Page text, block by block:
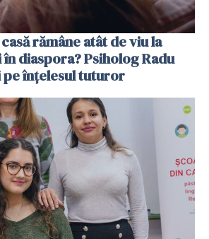
rămâne atât de viu la
diaspora? Psiholog Radu
pe înțelesul tuturor